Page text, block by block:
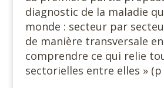
diagnostic de la maladie
monde : secteur par
de manière transversale
comprendre ce qui relie
sectorielles entre elles » (p